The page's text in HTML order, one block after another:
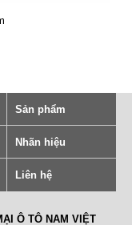
Sản phẩm
Nhãn hiệu
Liên hệ
Ô TÔ NAM VIỆT